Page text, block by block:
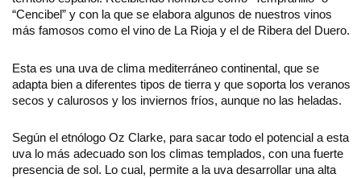
“Cencibel” y con la que se elabora algunos de nuestros vinos
más famosos como el vino de La Rioja y el de Ribera del Duero.
Esta es una uva de clima mediterráneo continental, que se
adapta bien a diferentes tipos de tierra y que soporta los veranos
secos y calurosos y los inviernos fríos, aunque no las heladas.
Según el etnólogo Oz Clarke, para sacar todo el potencial a esta
uva lo más adecuado son los climas templados, con una fuerte
presencia de sol. Lo cual, permite a la uva desarrollar una alta